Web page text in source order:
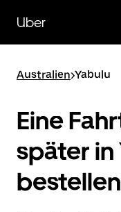
zum
Hauptinhalt
Uber
Australien>Yabulu
Eine
später in
bestellen